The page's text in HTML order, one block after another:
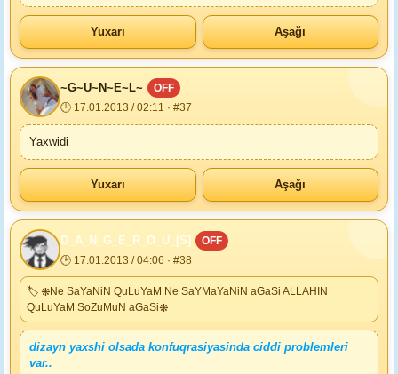
Yuxarı Aşağı
~G~U~N~E~L~
OFF
🕒 17.01.2013 / 02:11 · #37
Yaxwidi
Yuxarı Aşağı
D_A_N_G_E_R_O_U_[S]
OFF
🕒 17.01.2013 / 04:06 · #38
🏷 ❋Ne SaYaNiN QuLuYaM Ne SaYMaYaNiN aGaSi ALLAHIN
QuLuYaM SoZuMuN aGaSi❋
dizayn yaxshi olsada konfuqrasiyasinda ciddi problemleri
var..